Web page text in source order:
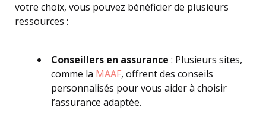
votre choix, vous pouvez bénéficier de plusieurs
ressources :
Conseillers en assurance : Plusieurs sites,
comme la MAAF, offrent des conseils
personnalisés pour vous aider à choisir
l’assurance adaptée.